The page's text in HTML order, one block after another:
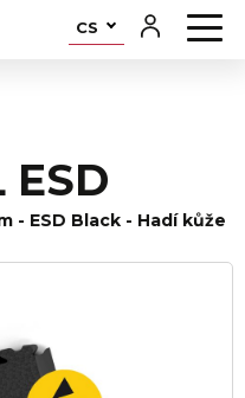
CS
ESD
- ESD Black - Hadí kůže